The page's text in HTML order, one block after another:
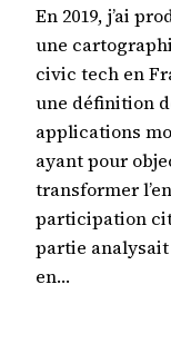
En 2019, j’ai
une
civic tech en
une définition
applications
ayant pour
transformer
participation
partie
en…